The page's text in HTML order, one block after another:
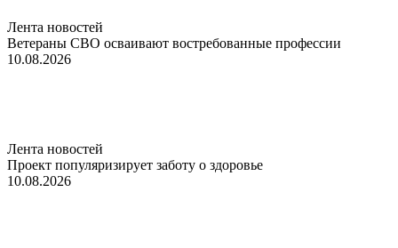
Лента новостей
Ветераны СВО осваивают востребованные профессии
10.08.2026
Лента новостей
Проект популяризирует заботу о здоровье
10.08.2026